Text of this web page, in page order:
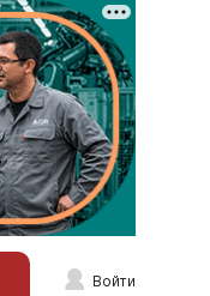
Войти